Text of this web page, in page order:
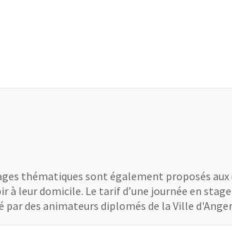
format Pdfune nouvelle fenêtre
Pdf
une nouvelle fenêtre
nouvelle fenêtre
nouvelle fenêtre
thématiques sont également proposés
leur domicile. Le tarif d’une journée en
des animateurs diplomés de la Ville